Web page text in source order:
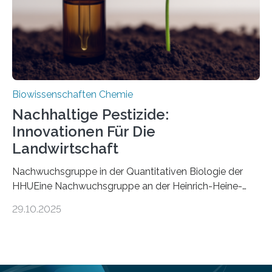
Mückenlarve aus dem Mesozoikum dar, denn…
Biowissenschaften Chemie
Nachhaltige Pestizide:
Innovationen Für Die
Landwirtschaft
Nachwuchsgruppe in der Quantitativen Biologie der
HHUEine Nachwuchsgruppe an der Heinrich-Heine-
fünf Jahren erforschen, wie Bakterien auf
29.10.2025